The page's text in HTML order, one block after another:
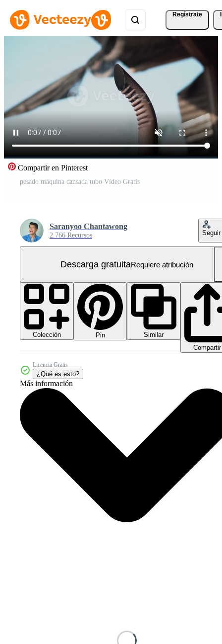
Regístrate
Compartir en Pinterest
pesado máquina cansada tubo Vídeo Gratis
Saranyoo Chantawong
2.766 Recursos Seguir
Descarga gratuitaRequiere atribución
Colección Pin
Similar
Compartir
Licencia Gratis
¿Qué es esto?
Más información